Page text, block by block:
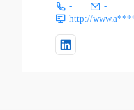
-
-
http://